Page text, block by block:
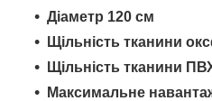
Діаметр 120 см
Щільність тканини
Щільність тканини
Максимальне